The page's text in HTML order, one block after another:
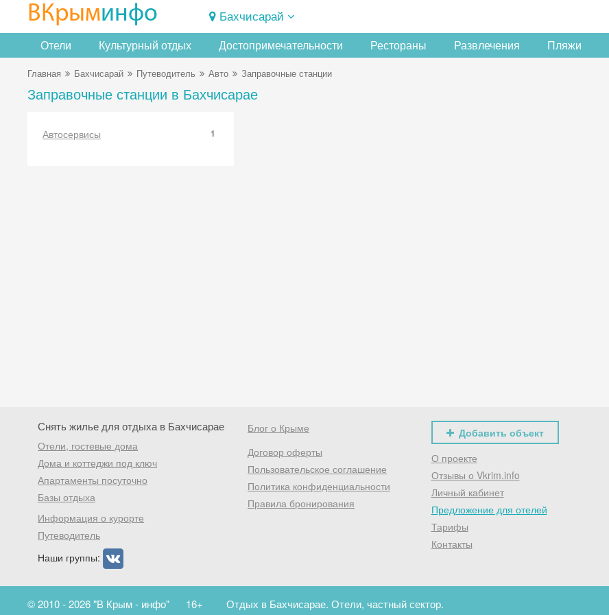
ВКрыминфо Бахчисарай
Отели Культурный отдых Достопримечательности Рестораны Развлечения Пляжи
Главная Бахчисарай Путеводитель Авто Заправочные станции
Заправочные станции в Бахчисарае
Автосервисы 1
Снять жилье для отдыха в Бахчисарае
Отели, гостевые дома
Дома и коттеджи под ключ
Апартаменты посуточно
Базы отдыха
Информация о курорте
Путеводитель
Наши группы:
Блог о Крыме
Договор оферты
Пользовательское соглашение
Политика конфиденциальности
Правила бронирования
Добавить объект
О проекте
Отзывы о Vkrim.info
Личный кабинет
Предложение для отелей
Тарифы
Контакты
© 2010 - 2026 "В Крым - инфо" 16+ Отдых в Бахчисарае. Отели, частный сектор.